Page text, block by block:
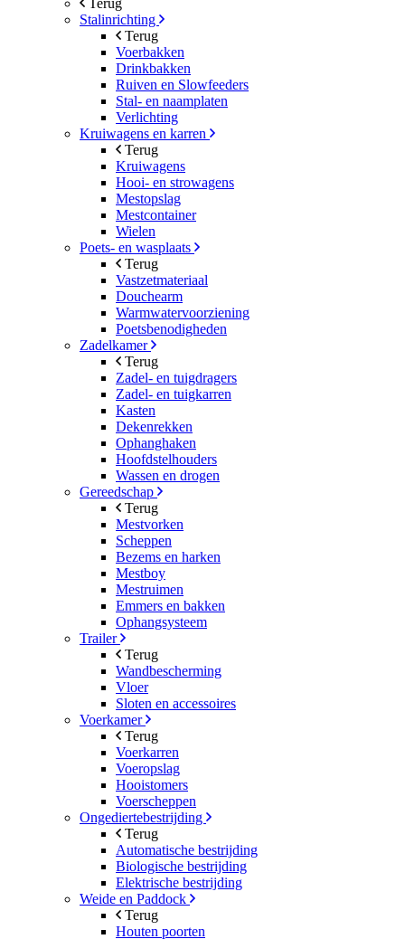
Terug
Stalinrichting
Terug
Voerbakken
Drinkbakken
Ruiven en Slowfeeders
Stal- en naamplaten
Verlichting
Kruiwagens en karren
Terug
Kruiwagens
Hooi- en strowagens
Mestopslag
Mestcontainer
Wielen
Poets- en wasplaats
Terug
Vastzetmateriaal
Douchearm
Warmwatervoorziening
Poetsbenodigheden
Zadelkamer
Terug
Zadel- en tuigdragers
Zadel- en tuigkarren
Kasten
Dekenrekken
Ophanghaken
Hoofdstelhouders
Wassen en drogen
Gereedschap
Terug
Mestvorken
Scheppen
Bezems en harken
Mestboy
Mestruimen
Emmers en bakken
Ophangsysteem
Trailer
Terug
Wandbescherming
Vloer
Sloten en accessoires
Voerkamer
Terug
Voerkarren
Voeropslag
Hooistomers
Voerscheppen
Ongediertebestrijding
Terug
Automatische bestrijding
Biologische bestrijding
Elektrische bestrijding
Weide en Paddock
Terug
Houten poorten